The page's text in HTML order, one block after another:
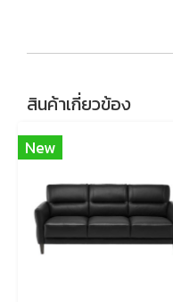
สินค้าเกี่ยวข้อง
New